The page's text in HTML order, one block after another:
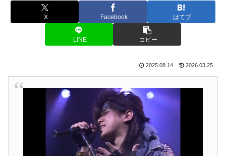
X Facebook はてブ
LINE コピー
2025.08.14 2026.03.25